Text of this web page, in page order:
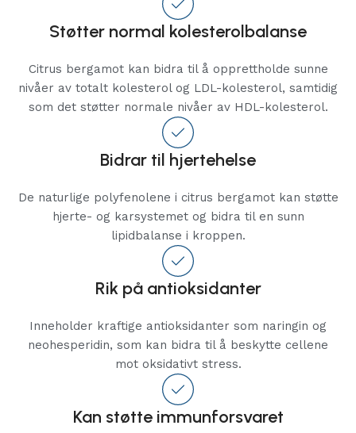
Støtter normal kolesterolbalanse
Citrus bergamot kan bidra til å opprettholde sunne
nivåer av totalt kolesterol og LDL-kolesterol, samtidig
som det støtter normale nivåer av HDL-kolesterol.
Bidrar til hjertehelse
De naturlige polyfenolene i citrus bergamot kan støtte
hjerte- og karsystemet og bidra til en sunn
lipidbalanse i kroppen.
Rik på antioksidanter
Inneholder kraftige antioksidanter som naringin og
neohesperidin, som kan bidra til å beskytte cellene
mot oksidativt stress.
Kan støtte immunforsvaret